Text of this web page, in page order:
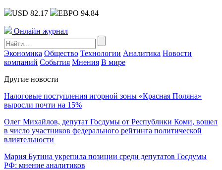
USD 82.17 ЕВРО 94.84
Онлайн журнал
Экономика Общество Технологии Аналитика Новости
компаний События Мнения В мире
Другие новости
Налоговые поступления игорной зоны «Красная Поляна»
выросли почти на 15%
Олег Михайлов, депутат Госдумы от Республики Коми, вошел
в число участников федерального рейтинга политической
влиятельности
Мария Бутина укрепила позиции среди депутатов Госдумы
РФ: мнение аналитиков